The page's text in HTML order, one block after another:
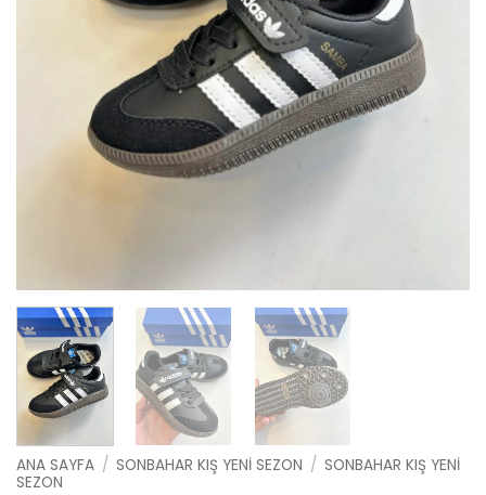
ANA SAYFA / SONBAHAR KIŞ YENI SEZON / SONBAHAR KIŞ YENI
SEZON